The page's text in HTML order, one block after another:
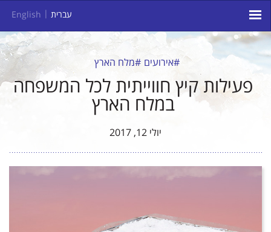
עברית English
#אירועים #מלח הארץ
פעילות קיץ חווייתית לכל המשפחה
במלח הארץ
יולי 12, 2017